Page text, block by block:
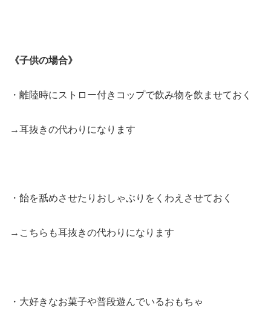
《子供の場合》
・離陸時にストロー付きコップで飲み物を飲ませておく
→耳抜きの代わりになります
・飴を舐めさせたりおしゃぶりをくわえさせておく
→こちらも耳抜きの代わりになります
・大好きなお菓子や普段遊んでいるおもちゃ